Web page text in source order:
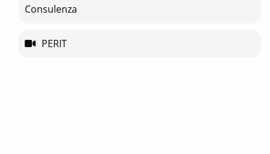
Consulenza
PERIT